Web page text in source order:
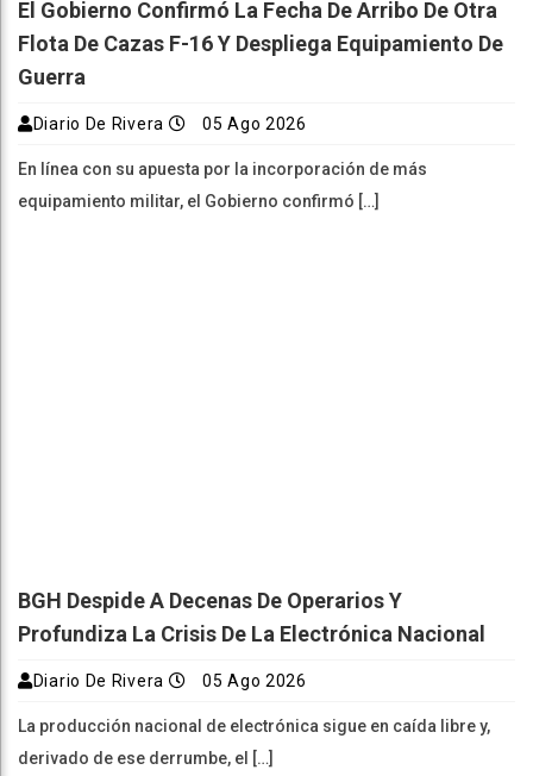
El Gobierno Confirmó La Fecha De Arribo De Otra
Flota De Cazas F-16 Y Despliega Equipamiento De
Guerra
Diario De Rivera 05 Ago 2026
En línea con su apuesta por la incorporación de más
equipamiento militar, el Gobierno confirmó […]
BGH Despide A Decenas De Operarios Y
Profundiza La Crisis De La Electrónica Nacional
Diario De Rivera 05 Ago 2026
La producción nacional de electrónica sigue en caída libre y,
derivado de ese derrumbe, el […]